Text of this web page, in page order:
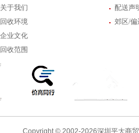
关于我们
回收环境
企业文化
回收范围
配送声
郊区/
Copyright © 2002-2026深圳平大商